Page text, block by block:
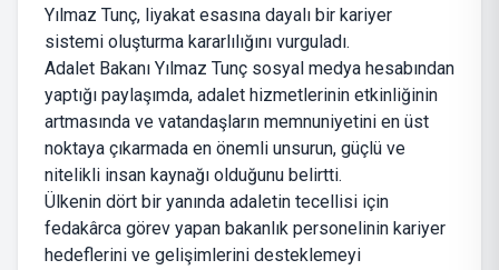
Yılmaz Tunç, liyakat esasına dayalı bir kariyer
sistemi oluşturma kararlılığını vurguladı.
Adalet Bakanı Yılmaz Tunç sosyal medya hesabından
yaptığı paylaşımda, adalet hizmetlerinin etkinliğinin
artmasında ve vatandaşların memnuniyetini en üst
noktaya çıkarmada en önemli unsurun, güçlü ve
nitelikli insan kaynağı olduğunu belirtti.
Ülkenin dört bir yanında adaletin tecellisi için
fedakârca görev yapan bakanlık personelinin kariyer
hedeflerini ve gelişimlerini desteklemeyi